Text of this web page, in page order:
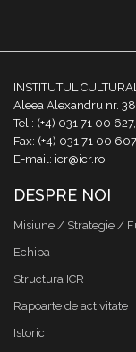
INSTITUTUL
Aleea Alexandru nr.
Tel.: (+4) 031 71 00
Fax: (+4) 031 71 00 607
E-mail: icr@icr.ro
DESPRE NOI
Misiune / Strategie /
Echipa
Structura ICR
Rapoarte de activitate
Istoric